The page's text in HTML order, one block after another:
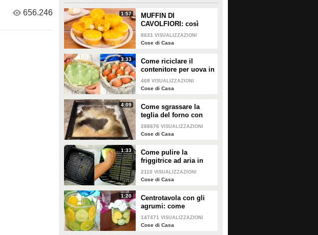
1:57
MUFFIN DI
CAVOLFIORI: così
gonfi e deliziosi!
8631 VISUALIZZAZIONI
Cose di Casa
3:33
Come riciclare il
contenitore per uova in
un bellissimo cestino
468 VISUALIZZAZIONI
Cose di Casa
4:09
Come sgrassare la
teglia del forno con
soli 2 ingredienti!
288676 VISUALIZZAZIONI
Cose di Casa
1:33
Come pulire la
friggitrice ad aria in
pochi passaggi!
2110 VISUALIZZAZIONI
Cose di Casa
1:20
Centrotavola con gli
agrumi: come
arricchire e profumare
la tua tavola!
147471 VISUALIZZAZIONI
Cose di Casa
656.246